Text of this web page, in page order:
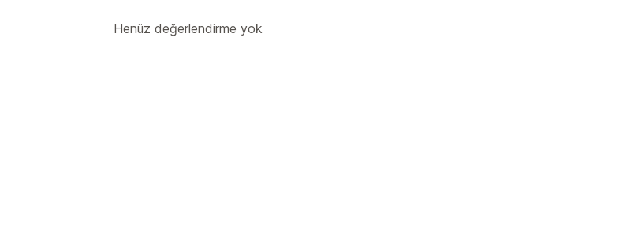
Henüz değerlendirme yok